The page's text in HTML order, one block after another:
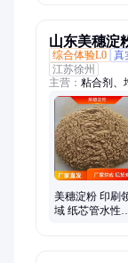
山东美穗淀
综合体验L0 真
江苏徐州
主营： 粘合剂、
制、原料黄糊
粉、木薯预糊
粘合剂、石墨
剂、氮化硅粘
种陶瓷黄糊精
剂、型砂黄糊
美穗淀粉 印刷
域 纸芯管水性